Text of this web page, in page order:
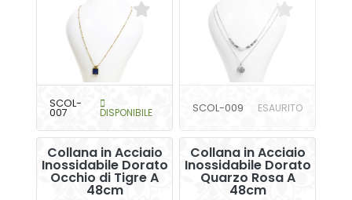
SCOL-
007 DISPONIBILE SCOL-009 ESAURITO
Collana in Acciaio
Inossidabile Dorato
Occhio di Tigre A
48cm
Collana in Acciaio
Inossidabile Dorato
Quarzo Rosa A
48cm